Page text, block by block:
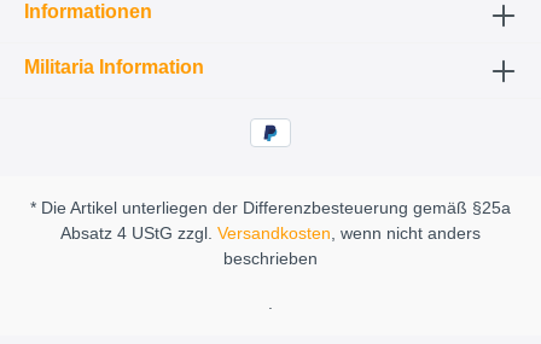
Informationen
Militaria Information
* Die Artikel unterliegen der Differenzbesteuerung gemäß §25a
Absatz 4 UStG zzgl. Versandkosten, wenn nicht anders
beschrieben
.